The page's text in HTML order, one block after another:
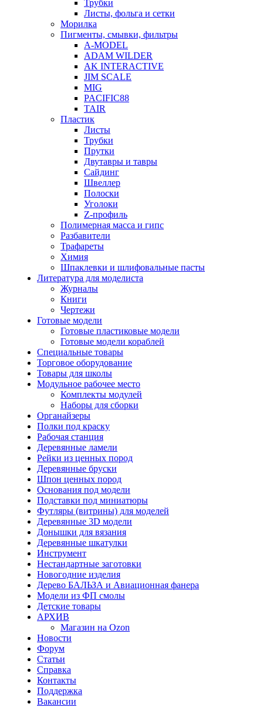
Трубки
Листы, фольга и сетки
Морилка
Пигменты, смывки, фильтры
A-MODEL
ADAM WILDER
AK INTERACTIVE
JIM SCALE
MIG
PACIFIC88
TAIR
Пластик
Листы
Трубки
Прутки
Двутавры и тавры
Сайдинг
Швеллер
Полоски
Уголоки
Z-профиль
Полимерная масса и гипс
Разбавители
Трафареты
Химия
Шпаклевки и шлифовальные пасты
Литература для моделиста
Журналы
Книги
Чертежи
Готовые модели
Готовые пластиковые модели
Готовые модели кораблей
Специальные товары
Торговое оборудование
Товары для школы
Модульное рабочее место
Комплекты модулей
Наборы для сборки
Органайзеры
Полки под краску
Рабочая станция
Деревянные ламели
Рейки из ценных пород
Деревянные бруски
Шпон ценных пород
Основания под модели
Подставки под миниатюры
Футляры (витрины) для моделей
Деревянные 3D модели
Донышки для вязания
Деревянные шкатулки
Инструмент
Нестандартные заготовки
Новогодние изделия
Дерево БАЛЬЗА и Авиационная фанера
Модели из ФП смолы
Детские товары
АРХИВ
Магазин на Ozon
Новости
Форум
Статьи
Справка
Контакты
Поддержка
Вакансии